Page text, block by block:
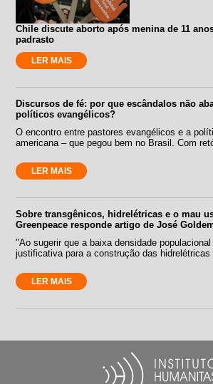
Chile discute aborto após menina de 11
padrasto
LER MAIS
Discursos de fé: por que escândalos não
políticos evangélicos?
O encontro entre pastores evangélicos e a
americana – que pegou bem no Brasil. Com
LER MAIS
Sobre transgênicos, hidrelétricas e o mau
Greenpeace responde artigo de José
"Ao sugerir que a baixa densidade
justificativa para a construção das
LER MAIS